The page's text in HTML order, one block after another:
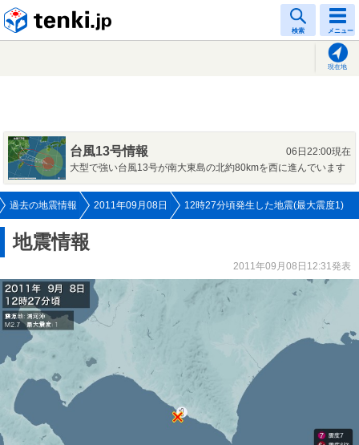
検索 メニュー
現在地
台風13号情報
06日22:00現在
大型で強い台風13号が南大東島の北約80kmを西に進んでいます
過去の地震情報 2011年09月08日 12時27分頃発生した地震(最大震度1)
地震情報
2011年09月08日12:31発表